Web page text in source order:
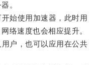
。
始使用加速器，此时用
络速度也会相应提升。
户，也可以应用在公共